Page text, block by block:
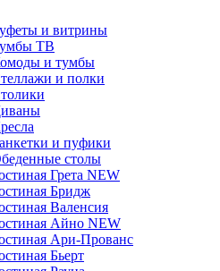
и витрины
ТВ
и тумбы
и полки
и пуфики
столы
Грета NEW
Бридж
Валенсия
Айно NEW
Ари-Прованс
Бьерт